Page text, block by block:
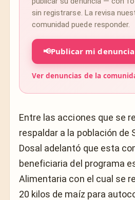
sin registrarse. La revisa
comunidad puede responder.
📢Publicar mi denuncia
Ver denuncias de la
Entre las acciones que se
respaldar a la población de
Dosal adelantó que esta
beneficiaria del programa
Alimentaria con el cual se
20 kilos de maíz para